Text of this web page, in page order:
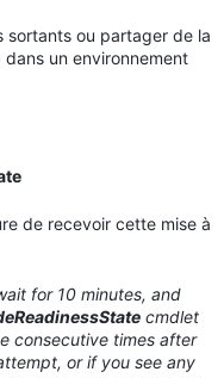
sortants ou partager de la
un environnement
de recevoir cette mise à
for 10 minutes, and
cmdlet
consecutive times after
or if you see any